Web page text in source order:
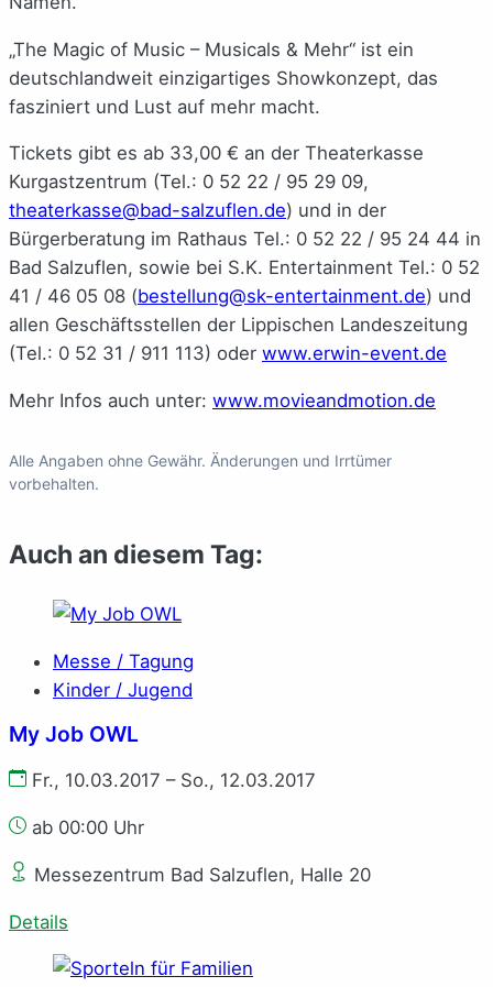
„The Magic of Music – Musicals & Mehr“ ist ein
deutschlandweit einzigartiges Showkonzept, das
fasziniert und Lust auf mehr macht.
Tickets gibt es ab 33,00 € an der Theaterkasse
Kurgastzentrum (Tel.: 0 52 22 / 95 29 09,
theaterkasse@bad-salzuflen.de) und in der
Bürgerberatung im Rathaus Tel.: 0 52 22 / 95 24 44 in
Bad Salzuflen, sowie bei S.K. Entertainment Tel.: 0 52
41 / 46 05 08 (bestellung@sk-entertainment.de) und
allen Geschäftsstellen der Lippischen Landeszeitung
(Tel.: 0 52 31 / 911 113) oder www.erwin-event.de
Mehr Infos auch unter: www.movieandmotion.de
Alle Angaben ohne Gewähr. Änderungen und Irrtümer
vorbehalten.
Auch an diesem Tag:
Messe / Tagung
Kinder / Jugend
My Job OWL
Fr., 10.03.2017 – So., 12.03.2017
ab 00:00 Uhr
Messezentrum Bad Salzuflen, Halle 20
Details